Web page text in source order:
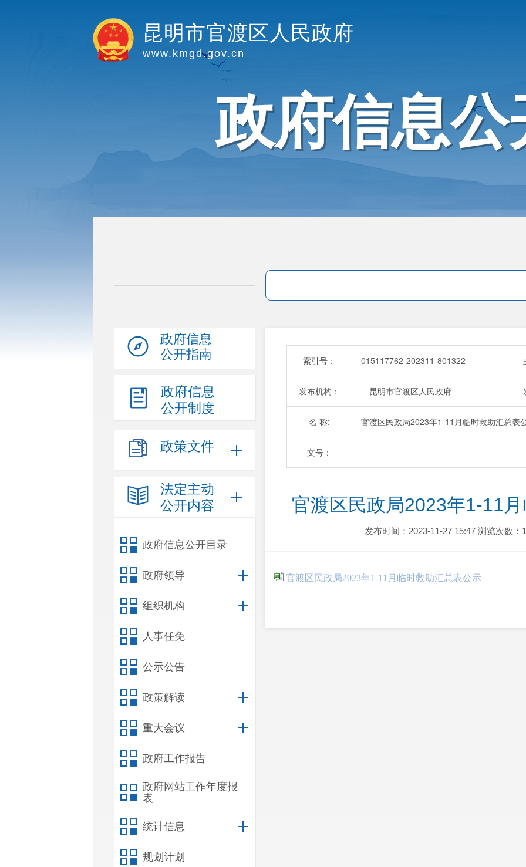
昆明市官渡区人民政府
www.kmgd.gov.cn
政府信息公
政府信息
公开指南
政府信息
公开制度
政策文件
法定主动
公开内容
政府信息公开目录
政府领导
组织机构
人事任免
公示公告
政策解读
重大会议
政府工作报告
政府网站工作年度报
表
统计信息
规划计划
索引号： 015117762-202311-801322
发布机构： 昆明市官渡区人民政府
名 称: 官渡区民政局2023年1-11月临时救助汇总表
文号：
官渡区民政局2023年1-11
发布时间：2023-11-27 15:47 浏览次数：
官渡区民政局2023年1-11月临时救助汇总表公示